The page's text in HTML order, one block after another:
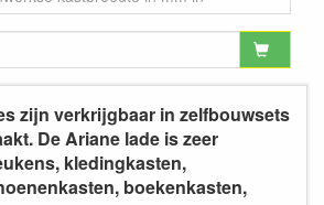
zijn verkrijgbaar in zelfbouwsets
De Ariane lade is zeer
kledingkasten,
boekenkasten,